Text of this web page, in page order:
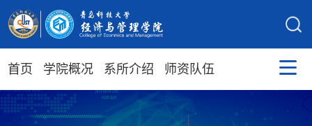
首页 学院概况 系所介绍 师资队伍